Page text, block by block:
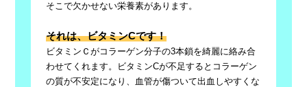
そこで欠かせない栄養素があります。
それは、ビタミンCです！
ビタミンＣがコラーゲン分子の3本鎖を綺麗に絡み合
わせてくれます。ビタミンCが不足するとコラーゲン
の質が不安定になり、血管が傷ついて出血しやすくな